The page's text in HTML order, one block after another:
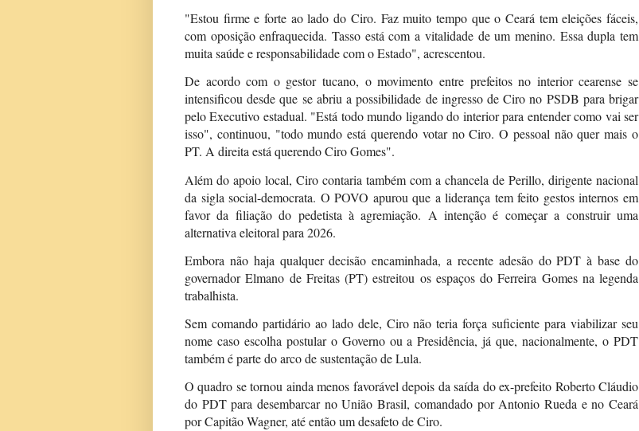
"Estou firme e forte ao lado do Ciro. Faz muito tempo que o Ceará tem eleições fáceis,
com oposição enfraquecida. Tasso está com a vitalidade de um menino. Essa dupla tem
muita saúde e responsabilidade com o Estado", acrescentou.
De acordo com o gestor tucano, o movimento entre prefeitos no interior cearense se
intensificou desde que se abriu a possibilidade de ingresso de Ciro no PSDB para brigar
pelo Executivo estadual. "Está todo mundo ligando do interior para entender como vai ser
isso", continuou, "todo mundo está querendo votar no Ciro. O pessoal não quer mais o
PT. A direita está querendo Ciro Gomes".
Além do apoio local, Ciro contaria também com a chancela de Perillo, dirigente nacional
da sigla social-democrata. O POVO apurou que a liderança tem feito gestos internos em
favor da filiação do pedetista à agremiação. A intenção é começar a construir uma
alternativa eleitoral para 2026.
Embora não haja qualquer decisão encaminhada, a recente adesão do PDT à base do
governador Elmano de Freitas (PT) estreitou os espaços do Ferreira Gomes na legenda
trabalhista.
Sem comando partidário ao lado dele, Ciro não teria força suficiente para viabilizar seu
nome caso escolha postular o Governo ou a Presidência, já que, nacionalmente, o PDT
também é parte do arco de sustentação de Lula.
O quadro se tornou ainda menos favorável depois da saída do ex-prefeito Roberto Cláudio
do PDT para desembarcar no União Brasil, comandado por Antonio Rueda e no Ceará
por Capitão Wagner, até então um desafeto de Ciro.